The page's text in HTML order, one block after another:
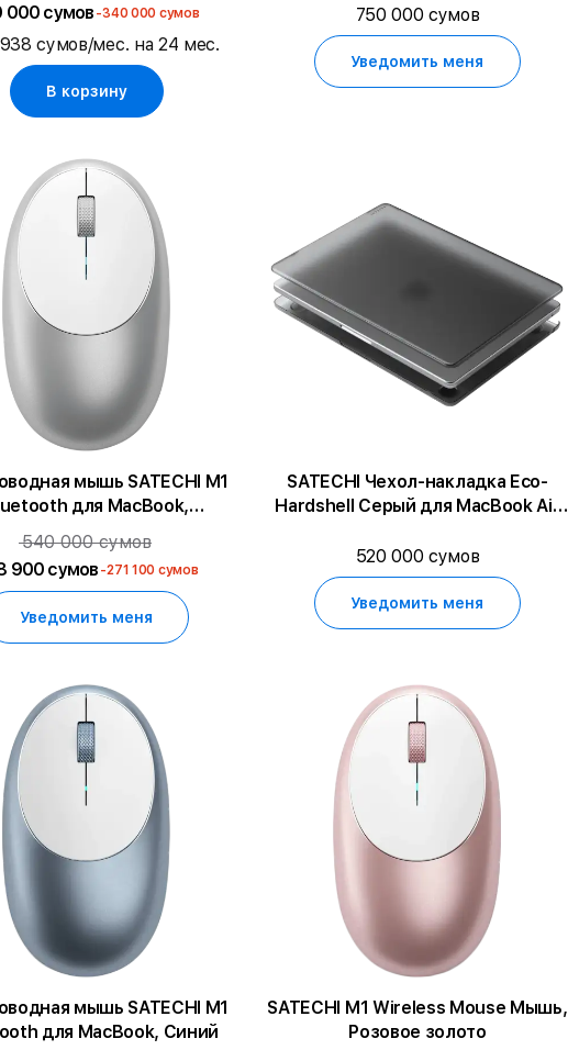
000 сумов -340 000 сумов
сумов/мес. на 24 мес.
В корзину
x360 15"/Dell XPS 15/Asus 2 in 1
Touchscreen/MacBook Pro
15/MacBook Air 15
750 000 сумов
Уведомить меня
мышь SATECHI M1
для MacBook,
Cеребристый
540 000 сумов
900 сумов -271 100 сумов
Уведомить меня
SATECHI Чехол-накладка Eco-
Hardshell Серый для MacBook Air
520 000 сумов
Уведомить меня
мышь SATECHI M1
для MacBook, Cиний
SATECHI M1 Wireless Mouse Мышь,
Розовое золото